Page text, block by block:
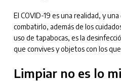
El COVID-19 es una realidad, y
combatirlo, además de los
uso de tapabocas, es la
que convives y objetos con los
Limpiar no es lo